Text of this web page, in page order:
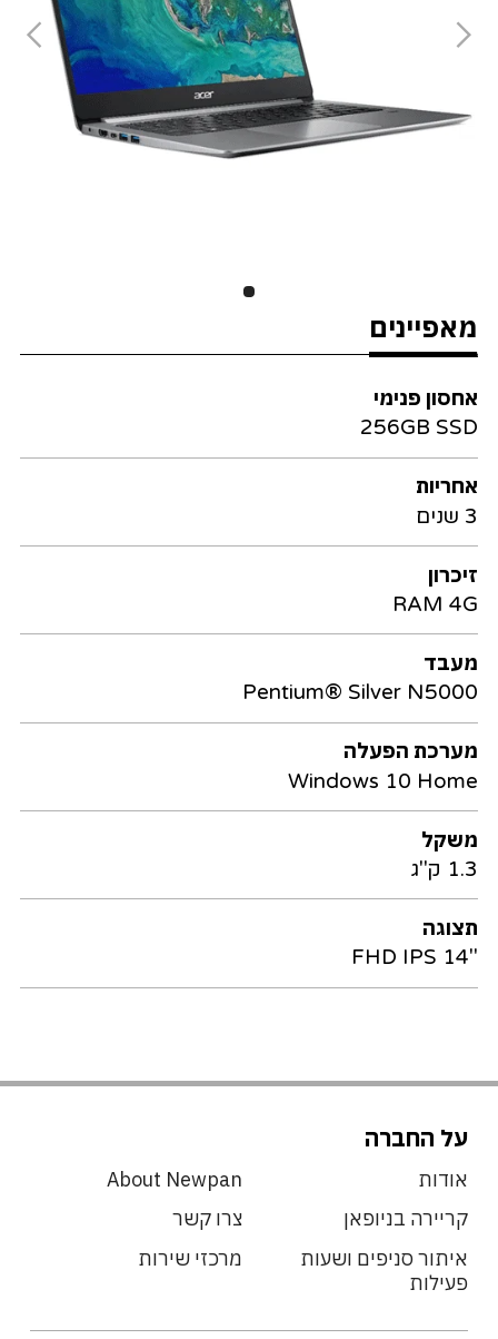
מאפיינים
אחסון פנימי
256GB SSD
אחריות
3 שנים
זיכרון
RAM 4G
מעבד
Pentium® Silver N5000
מערכת הפעלה
Windows 10 Home
משקל
1.3 ק"ג
תצוגה
"FHD IPS 14
על החברה
אודות
About Newpan
קריירה בניופאן
צרו קשר
איתור סניפים ושעות
פעילות
מרכזי שירות